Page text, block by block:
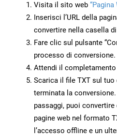
Visita il sito web “Pagina
Inserisci l’URL della
convertire nella casella
Fare clic sul pulsante
processo di conversione.
Attendi il
Scarica il file TXT sul
terminata la
passaggi, puoi
pagine web nel formato
l’accesso offline e un